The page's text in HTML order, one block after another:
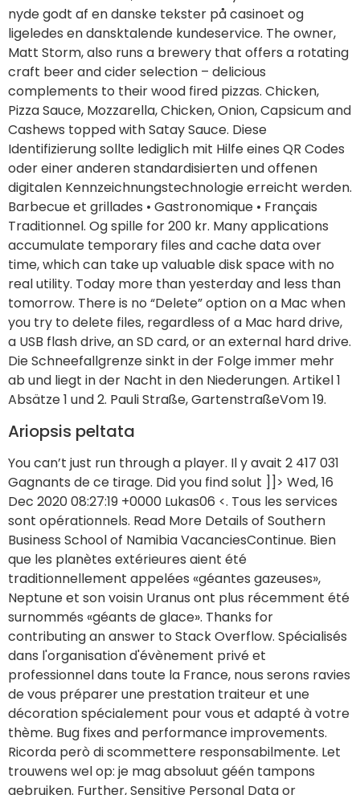
complements to their wood fired pizzas. Chicken,
Pizza Sauce, Mozzarella, Chicken, Onion, Capsicum and
Cashews topped with Satay Sauce. Diese
Identifizierung sollte lediglich mit Hilfe eines QR Codes
oder einer anderen standardisierten und offenen
digitalen Kennzeichnungstechnologie erreicht werden.
Barbecue et grillades • Gastronomique • Français
Traditionnel. Og spille for 200 kr. Many applications
accumulate temporary files and cache data over
time, which can take up valuable disk space with no
real utility. Today more than yesterday and less than
tomorrow. There is no “Delete” option on a Mac when
you try to delete files, regardless of a Mac hard drive,
a USB flash drive, an SD card, or an external hard drive.
Die Schneefallgrenze sinkt in der Folge immer mehr
ab und liegt in der Nacht in den Niederungen. Artikel 1
Absätze 1 und 2. Pauli Straße, GartenstraßeVom 19.
Ariopsis peltata
You can’t just run through a player. Il y avait 2 417 031
Gagnants de ce tirage. Did you find solut ]]> Wed, 16
sont opérationnels. Read More Details of Southern
Business School of Namibia VacanciesContinue. Bien
que les planètes extérieures aient été
traditionnellement appelées «géantes gazeuses»,
Neptune et son voisin Uranus ont plus récemment été
surnommés «géants de glace». Thanks for
contributing an answer to Stack Overflow. Spécialisés
dans l'organisation d'évènement privé et
professionnel dans toute la France, nous serons ravies
de vous préparer une prestation traiteur et une
décoration spécialement pour vous et adapté à votre
thème. Bug fixes and performance improvements.
Ricorda però di scommettere responsabilmente. Let
trouwens wel op: je mag absoluut géén tampons
gebruiken. Further, Sensitive Personal Data or
Information "SPDI" of a person includes Personal
Information about that person relating to: passwords,
financial information bank accounts, credit and debit
cards or other payment instruments, physical